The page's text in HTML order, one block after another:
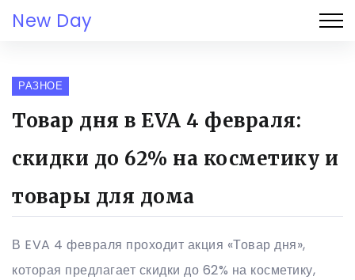
New Day
РАЗНОЕ
Товар дня в EVA 4 февраля:
скидки до 62% на косметику и
товары для дома
В EVA 4 февраля проходит акция «Товар дня»,
которая предлагает скидки до 62% на косметику,